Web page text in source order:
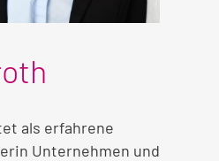
als erfahrene
Unternehmen und